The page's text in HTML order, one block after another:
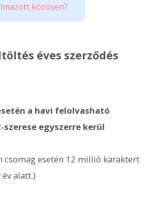
közösen?
éves szerződés
a havi felolvasható
egyszerre kerül
csomag esetén 12 millió karaktert
alatt.)